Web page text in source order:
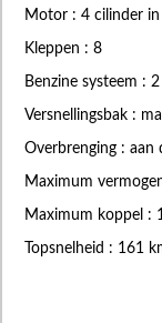
Motor : 4 cilinder
Kleppen : 8
Benzine systeem :
Versnellingsbak :
Overbrenging : aan
Maximum
Maximum koppel :
Topsnelheid : 161